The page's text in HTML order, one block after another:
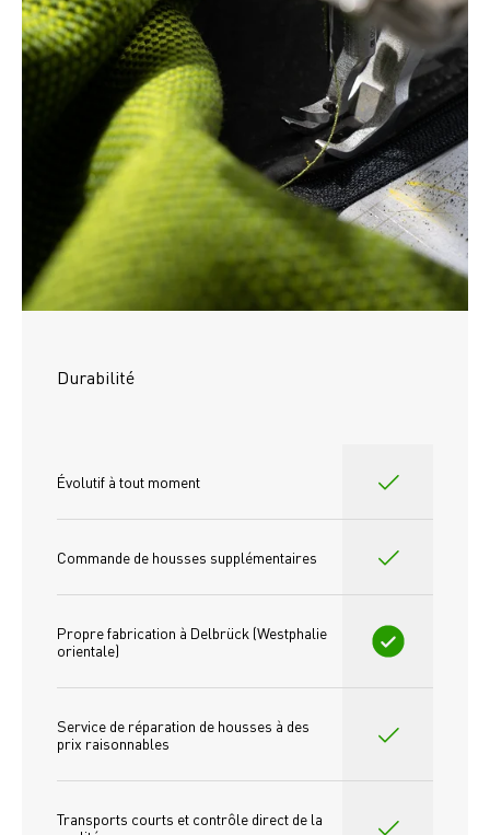
Durabilité
Évolutif à tout moment
Commande de housses supplémentaires
Propre fabrication à Delbrück (Westphalie
orientale)
Service de réparation de housses à des
prix raisonnables
Transports courts et contrôle direct de la